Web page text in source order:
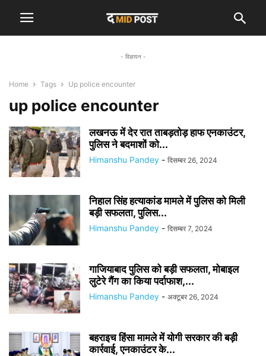
- विज्ञापन -
Home Tags Up police encounter
up police encounter
लखनऊ में देर रात ताबड़तोड़ हाफ एनकाउंटर,
पुलिस ने बदमाशों को...
Himanshu Pandey - दिसम्बर 26, 2024
निहाल सिंह हत्याकांड मामले में पुलिस को मिली
बड़ी सफलता, पुलिस...
Himanshu Pandey - दिसम्बर 7, 2024
गाजियाबाद पुलिस को बड़ी सफलता, मोबाइल
लुटेरे गैंग का किया पर्दाफाश,...
Himanshu Pandey - अक्टूबर 26, 2024
बहराइच हिंसा मामले में योगी सरकार की बड़ी
कार्रवाई, एनकाउंटर के...